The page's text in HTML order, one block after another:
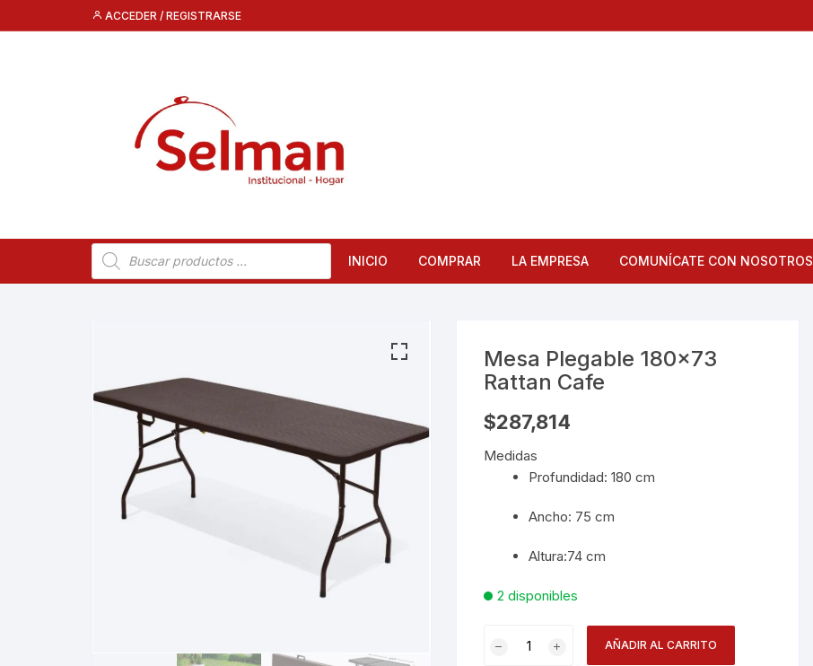
al
ACCEDER / REGISTRARSE
Búsqueda
de
INICIO COMPRAR
Desechables
Electrodomésticos
Corona
LA EMPRESA COMUNÍCATE CON NOSOTROS
Mesa Plegable 180×73
Rattan Cafe
$287,814
Medidas
Profundidad: 180 cm
Ancho: 75 cm
Altura:74 cm
2 disponibles
Plegable
AÑADIR AL CARRITO